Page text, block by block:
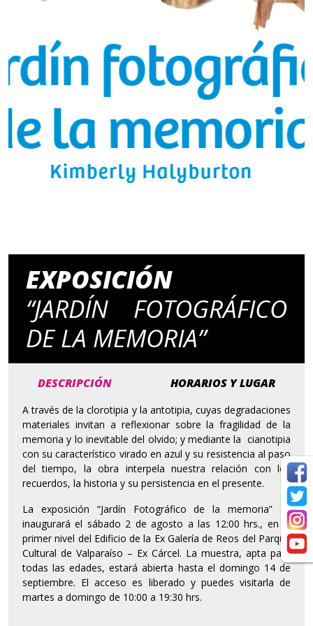
EXPOSICIÓN
“JARDÍN FOTOGRÁFICO
DE LA MEMORIA”
DESCRIPCIÓN HORARIOS Y LUGAR
A través de la clorotipia y la antotipia, cuyas degradaciones
materiales invitan a reflexionar sobre la fragilidad de la
memoria y lo inevitable del olvido; y mediante la cianotipia
con su característico virado en azul y su resistencia al paso
del tiempo, la obra interpela nuestra relación con los
recuerdos, la historia y su persistencia en el presente.
La exposición “Jardín Fotográfico de la memoria” se
inaugurará el sábado 2 de agosto a las 12:00 hrs., en el
primer nivel del Edificio de la Ex Galería de Reos del Parque
Cultural de Valparaíso – Ex Cárcel. La muestra, apta para
todas las edades, estará abierta hasta el domingo 14 de
septiembre. El acceso es liberado y puedes visitarla de
martes a domingo de 10:00 a 19:30 hrs.